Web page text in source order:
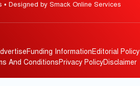
Designed by Smack Online Services
Funding InformationEditorial Policy
And ConditionsPrivacy PolicyDisclaimer